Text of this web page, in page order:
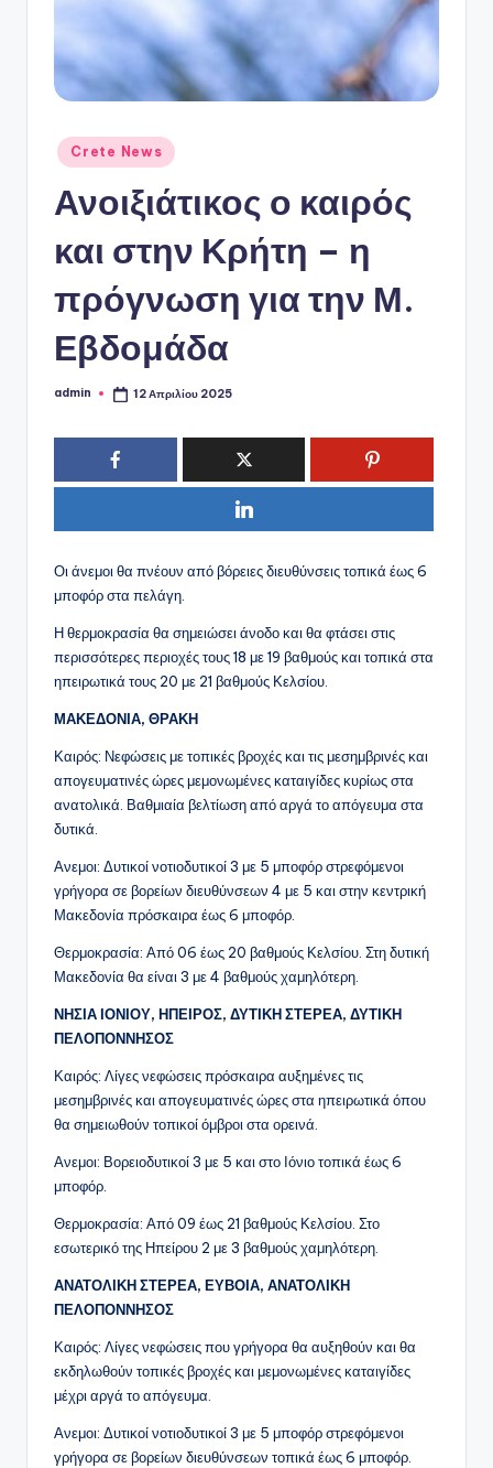
P
Αναρτήθηκε
σε
Crete News
Ανοιξιάτικος ο καιρός
και στην Κρήτη – η
πρόγνωση για την Μ.
Εβδομάδα
Συγγραφέας:
admin 12 Απριλίου 2025
Οι άνεμοι θα πνέουν από βόρειες διευθύνσεις τοπικά έως 6
μποφόρ στα πελάγη.
Η θερμοκρασία θα σημειώσει άνοδο και θα φτάσει στις
περισσότερες περιοχές τους 18 με 19 βαθμούς και τοπικά στα
ηπειρωτικά τους 20 με 21 βαθμούς Κελσίου.
ΜΑΚΕΔΟΝΙΑ, ΘΡΑΚΗ
Καιρός: Νεφώσεις με τοπικές βροχές και τις μεσημβρινές και
απογευματινές ώρες μεμονωμένες καταιγίδες κυρίως στα
ανατολικά. Βαθμιαία βελτίωση από αργά το απόγευμα στα
δυτικά.
Ανεμοι: Δυτικοί νοτιοδυτικοί 3 με 5 μποφόρ στρεφόμενοι
γρήγορα σε βορείων διευθύνσεων 4 με 5 και στην κεντρική
Μακεδονία πρόσκαιρα έως 6 μποφόρ.
Θερμοκρασία: Από 06 έως 20 βαθμούς Κελσίου. Στη δυτική
Μακεδονία θα είναι 3 με 4 βαθμούς χαμηλότερη.
ΝΗΣΙΑ ΙΟΝΙΟΥ, ΗΠΕΙΡΟΣ, ΔΥΤΙΚΗ ΣΤΕΡΕΑ, ΔΥΤΙΚΗ
ΠΕΛΟΠΟΝΝΗΣΟΣ
Καιρός: Λίγες νεφώσεις πρόσκαιρα αυξημένες τις
μεσημβρινές και απογευματινές ώρες στα ηπειρωτικά όπου
θα σημειωθούν τοπικοί όμβροι στα ορεινά.
Ανεμοι: Βορειοδυτικοί 3 με 5 και στο Ιόνιο τοπικά έως 6
μποφόρ.
Θερμοκρασία: Από 09 έως 21 βαθμούς Κελσίου. Στο
εσωτερικό της Ηπείρου 2 με 3 βαθμούς χαμηλότερη.
ΑΝΑΤΟΛΙΚΗ ΣΤΕΡΕΑ, ΕΥΒΟΙΑ, ΑΝΑΤΟΛΙΚΗ
ΠΕΛΟΠΟΝΝΗΣΟΣ
Καιρός: Λίγες νεφώσεις που γρήγορα θα αυξηθούν και θα
εκδηλωθούν τοπικές βροχές και μεμονωμένες καταιγίδες
μέχρι αργά το απόγευμα.
Ανεμοι: Δυτικοί νοτιοδυτικοί 3 με 5 μποφόρ στρεφόμενοι
γρήγορα σε βορείων διευθύνσεων τοπικά έως 6 μποφόρ.